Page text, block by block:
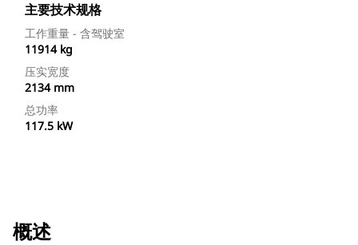
主要技术规格
工作重量 - 含驾驶室
11914 kg
压实宽度
2134 mm
总功率
117.5 kW
概述